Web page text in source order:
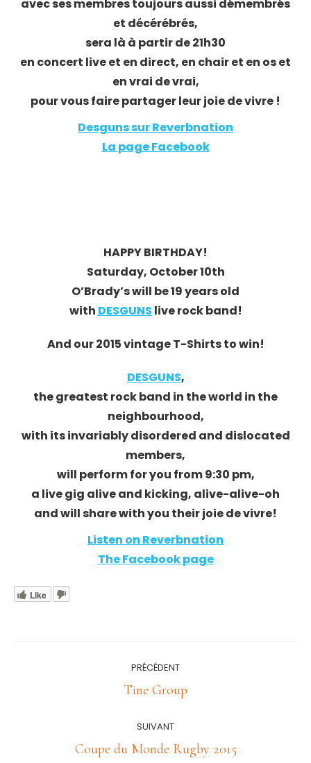
avec ses membres toujours aussi démembrés
et décérébrés,
sera là à partir de 21h30
en concert live et en direct, en chair et en os et
en vrai de vrai,
pour vous faire partager leur joie de vivre !
Desguns sur Reverbnation
La page Facebook
HAPPY BIRTHDAY!
Saturday, October 10th
O’Brady’s will be 19 years old
with DESGUNS live rock band!
And our 2015 vintage T-Shirts to win!
DESGUNS,
the greatest rock band in the world in the
neighbourhood,
with its invariably disordered and dislocated
members,
will perform for you from 9:30 pm,
a live gig alive and kicking, alive-alive-oh
and will share with you their joie de vivre!
Listen on Reverbnation
The Facebook page
Like
PRÉCÉDENT
Article
:
Tine Group
SUIVANT
Article
Coupe du Monde Rugby 2015